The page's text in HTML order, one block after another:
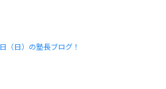
（日）の塾長ブログ！